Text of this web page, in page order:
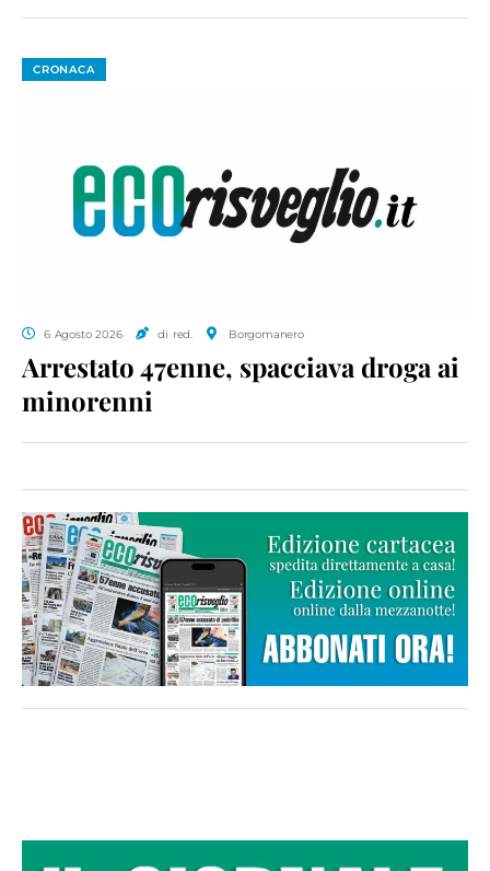
CRONACA
6 Agosto 2026 di red. Borgomanero
Arrestato 47enne, spacciava droga ai
minorenni